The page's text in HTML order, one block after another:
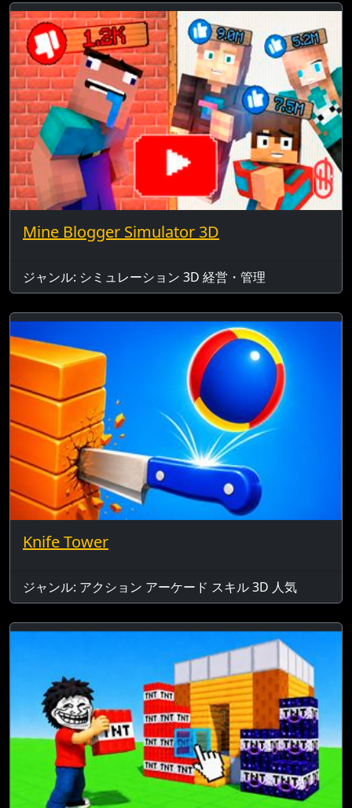
Mine Blogger Simulator 3D
ジャンル: シミュレーション 3D 経営・管理
Knife Tower
ジャンル: アクション アーケード スキル 3D 人気